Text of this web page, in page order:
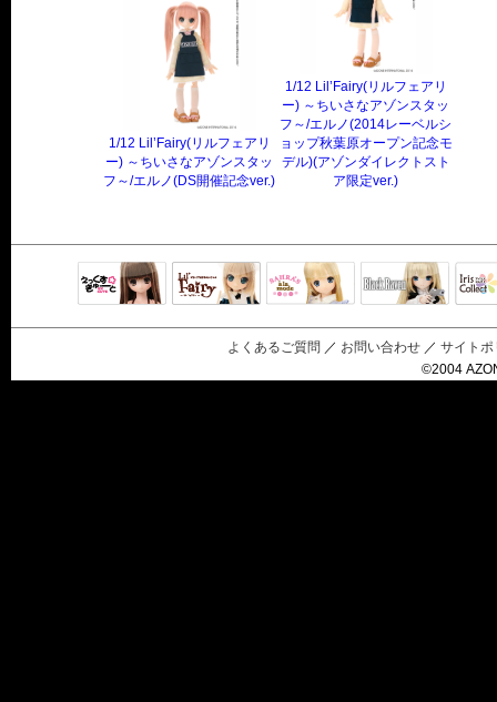
1/12 Lil’Fairy(リルフェアリ
ー) ～ちいさなアゾンスタッ
フ～/エルノ(DS開催記念ver.)
1/12 Lil’Fairy(リルフェアリ
ー) ～ちいさなアゾンスタッ
フ～/エルノ(2014レーベルシ
ョップ秋葉原オープン記念モ
デル)(アゾンダイレクトスト
ア限定ver.)
よくあるご質問 ／ お問い合わせ ／ サイトポ
©2004